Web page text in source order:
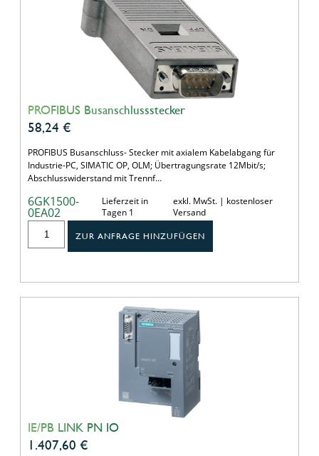
PROFIBUS Busanschlussstecker
58,24 €
PROFIBUS Busanschluss- Stecker mit axialem Kabelabgang für
Industrie-PC, SIMATIC OP, OLM; Übertragungsrate 12Mbit/s;
Abschlusswiderstand mit Trennf…
6GK1500-
0EA02
Lieferzeit in
Tagen 1
exkl. MwSt. | kostenloser
Versand
ZUR ANFRAGE HINZUFÜGEN
IE/PB LINK PN IO
1.407,60 €